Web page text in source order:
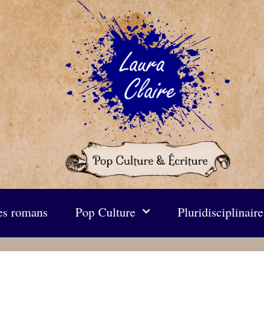
romans Pop Culture Pluridisciplinaire